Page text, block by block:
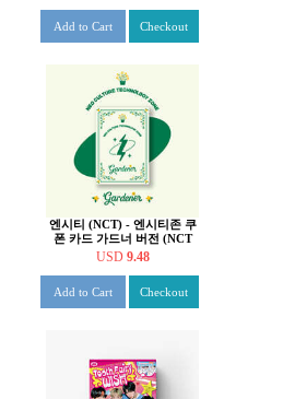
Add to Cart Checkout
엔시티 (NCT) - 엔시티존 쿠
폰 카드 가드너 버전 (NCT
ZONE COUPON CARD
USD 9.48
Add to Cart Checkout